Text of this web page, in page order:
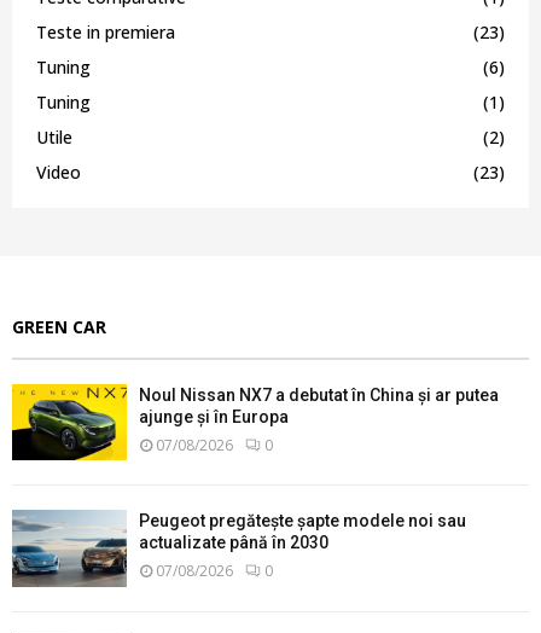
Teste in premiera
(23)
Tuning
(6)
Tuning
(1)
Utile
(2)
Video
(23)
GREEN CAR
Noul Nissan NX7 a debutat în China și ar putea
ajunge și în Europa
07/08/2026 0
Peugeot pregătește șapte modele noi sau
actualizate până în 2030
07/08/2026 0